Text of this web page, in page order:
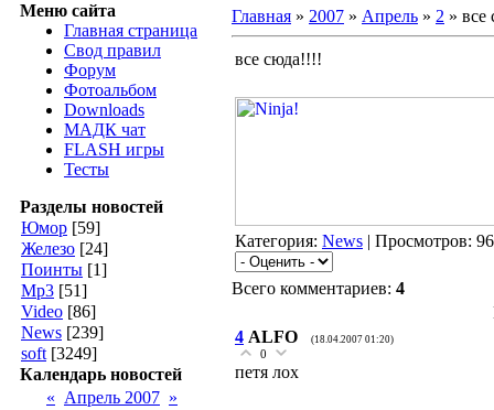
Меню сайта
Главная страница
Свод правил
Форум
Фотоальбом
Downloads
МАДК чат
FLASH игры
Тесты
Разделы новостей
Юмор [59]
Железо [24]
Поинты [1]
Мр3 [51]
Video [86]
News [239]
soft [3249]
Календарь новостей
« Апрель 2007 »
Главная » 2007 » Апрель » 2 »
все сюда!!!!
Категория: News | Просмотров:
Всего комментариев: 4
4 ALFO (18.04.2007 01:20)
0
петя лох